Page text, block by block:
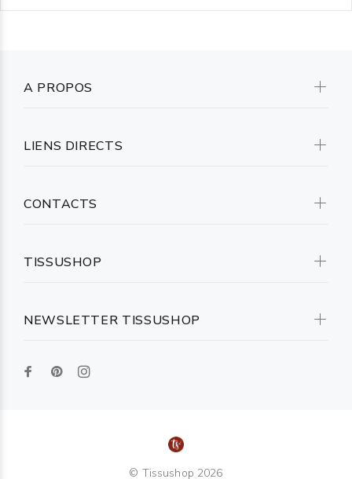
NEWSLETTER TISSUSHOP
A PROPOS
LIENS DIRECTS
CONTACTS
TISSUSHOP
© Tissushop 2026